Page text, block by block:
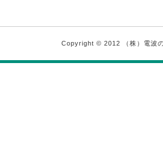
Copyright © 2012 （株）電波